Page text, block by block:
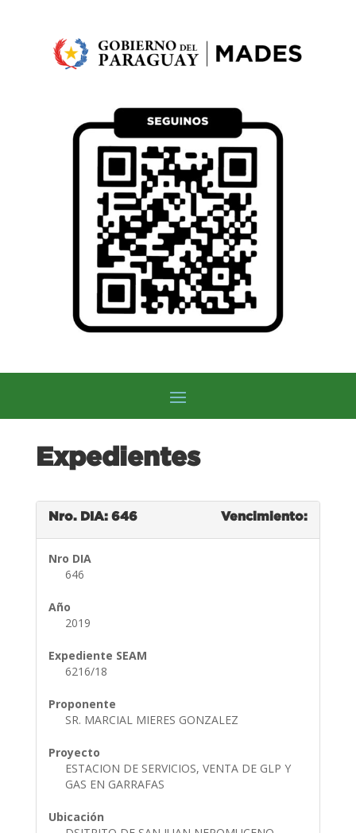
Expedientes
Nro. DIA: 646 Vencimiento:
Nro DIA
646
Año
2019
Expediente SEAM
6216/18
Proponente
SR. MARCIAL MIERES GONZALEZ
Proyecto
ESTACION DE SERVICIOS, VENTA DE GLP Y
GAS EN GARRAFAS
Ubicación